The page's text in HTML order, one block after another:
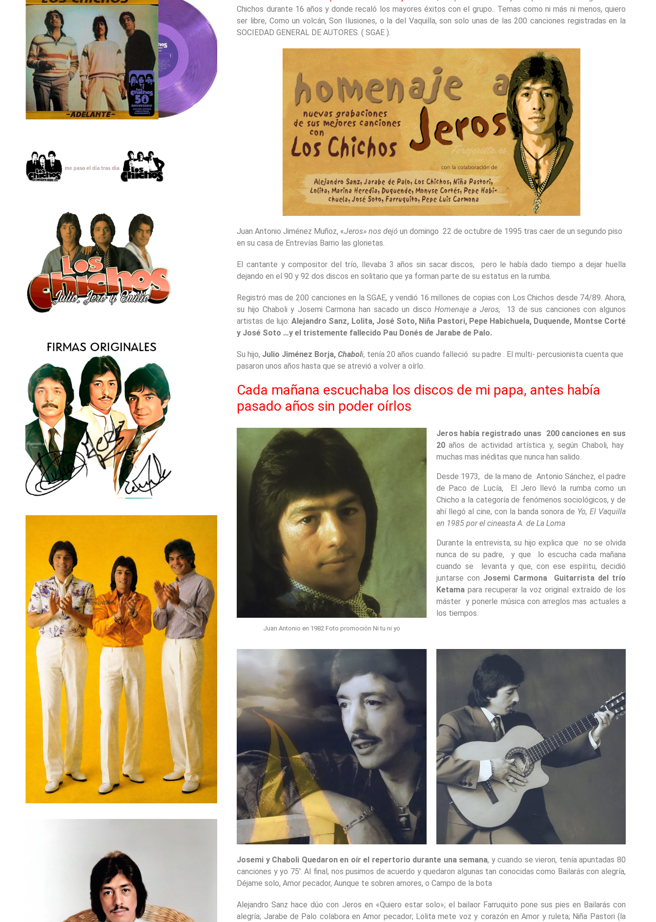
Chichos durante 16 años y donde recaló los mayores éxitos con el grupo.. Temas como ni más ni menos, quiero
ser libre, Como un volcán, Son Ilusiones, o la del Vaquilla, son solo unas de las 200 canciones registradas en la
SOCIEDAD GENERAL DE AUTORES. ( SGAE ).
Juan Antonio Jiménez Muñoz, «Jeros» nos dejóun domingo 22 de octubre de 1995 tras caer de un segundo piso
en su casa de Entrevías Barrio las glorietas.
El cantante y compositor del trío, llevaba 3 años sin sacar discos, pero le había dado tiempo a dejar huella
dejando en el 90 y 92 dos discos en solitario que ya forman parte de su estatus en la rumba.
Registró mas de 200 canciones en la SGAE, y vendió 16 millones de copias con Los Chichos desde 74/89. Ahora,
su hijo Chaboli y Josemi Carmona han sacado un discoHomenaje a Jeros,
13 de sus canciones con algunos
artistas de lujo:Alejandro Sanz, Lolita, José Soto, Niña Pastori, Pepe Habichuela, Duquende, Montse Corté
y José Soto …y el tristemente fallecido Pau Donés de Jarabe de Palo.
Su hijo, Julio Jiménez Borja,Chaboli, tenía 20 años cuando falleció su padre . El multi- percusionista cuenta que
pasaron unos años hasta que se atrevió a volver a oírlo.
Cada mañana escuchaba los discos de mi papa, antes había
pasado años sin poder oírlos
Juan Antonio en 1982 Foto promoción Ni tu ni yo
Jeros había registrado unas 200 canciones en sus
20años de actividad artística y, según Chaboli, hay
muchas mas inéditas que nunca han salido.
Desde 1973, de la mano de Antonio Sánchez, el padre
de Paco de Lucía, El Jero llevó la rumba como un
Chicho a la categoría de fenómenos sociológicos, y de
ahí llegó al cine, con la banda sonora de Yo, El Vaquilla
en 1985 por el cineasta A. de La Loma
Durante la entrevista, su hijo explica que no se olvida
nunca de su padre, y que lo escucha cada mañana
cuando se levanta y que, con ese espíritu, decidió
juntarse con Josemi Carmona Guitarrista del trío
Ketamapara recuperar la voz original extraído de los
máster y ponerle música con arreglos mas actuales a
los tiempos.
Josemi y Chaboli Quedaron en oír el repertorio durante una semana, y cuando se vieron, tenía apuntadas 80
canciones y yo 75′. Al final, nos pusimos de acuerdo y quedaron algunas tan conocidas como Bailarás con alegría,
Déjame solo, Amor pecador, Aunque te sobren amores, o Campo de la bota
Alejandro Sanz hace dúo con Jeros en «Quiero estar solo»; el bailaor Farruquito pone sus pies en Bailarás con
alegría; Jarabe de Palo colabora en Amor pecador; Lolita mete voz y corazón en Amor y ruleta; Niña Pastori (la